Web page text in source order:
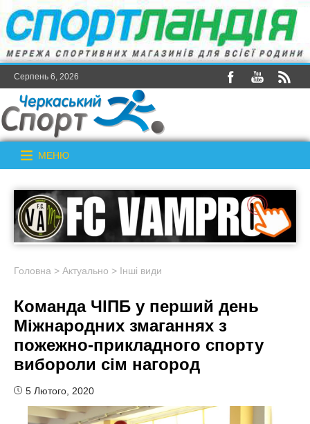
Серпень 6, 2026
МЕНЮ
Головна > Актуально > Інші види
Команда ЧlПБ у перший день
Міжнародних змаганнях з
пожежно-прикладного спорту
вибороли сім нагород
5 Лютого, 2020